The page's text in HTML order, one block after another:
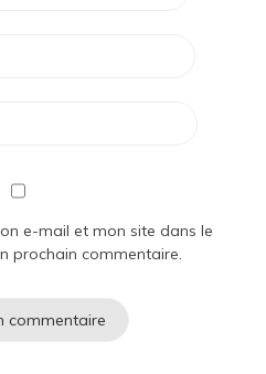
e-mail et mon site dans le
prochain commentaire.